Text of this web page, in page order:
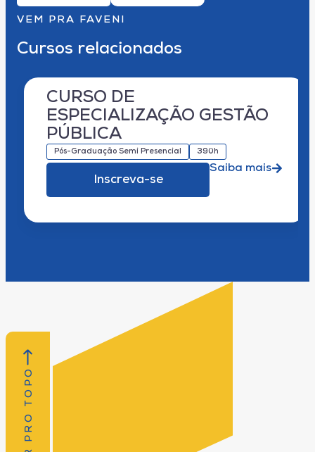
VEM PRA FAVENI
Cursos relacionados
CURSO DE
ESPECIALIZAÇÃO GESTÃO
PÚBLICA
Pós-Graduação Semi Presencial 390h
Inscreva-se
Saiba mais